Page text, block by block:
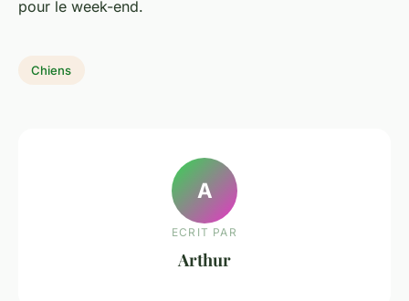
pour le week-end.
Chiens
A
ECRIT PAR
Arthur